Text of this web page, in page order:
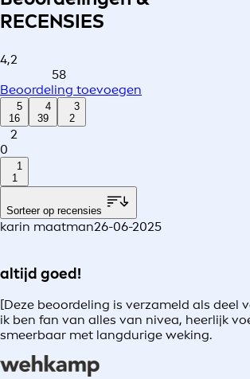
RECENSIES
4,2
58
Beoordeling toevoegen
5
16
4
39
3
2
2
0
1
1
Sorteer op recensies
karin maatman26-06-2025
altijd goed!
[Deze beoordeling is verzameld als deel
ik ben fan van alles van nivea, heerlijk
smeerbaar met langdurige weking.